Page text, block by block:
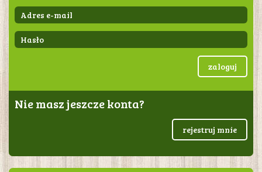
zaloguj
Nie masz jeszcze konta?
rejestruj mnie